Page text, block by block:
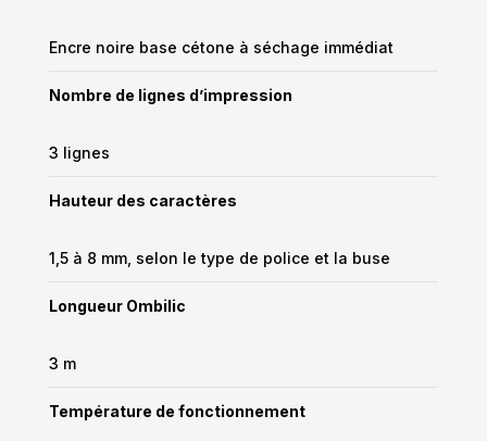
Encre noire base cétone à séchage immédiat
Nombre de lignes d’impression
3 lignes
Hauteur des caractères
1,5 à 8 mm, selon le type de police et la buse
Longueur Ombilic
3 m
Température de fonctionnement